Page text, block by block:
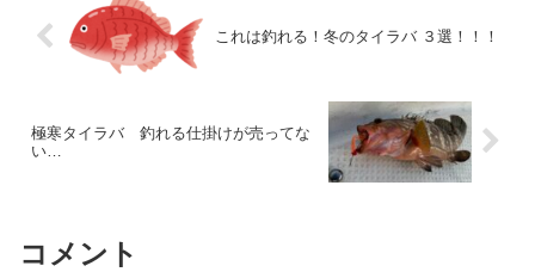
これは釣れる！冬のタイラバ ３選！！！
極寒タイラバ 釣れる仕掛けが売ってな
い…
コメント